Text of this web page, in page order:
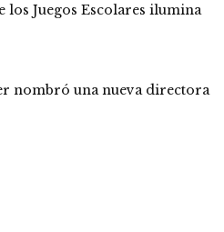
los Juegos Escolares ilumina
nombró una nueva directora